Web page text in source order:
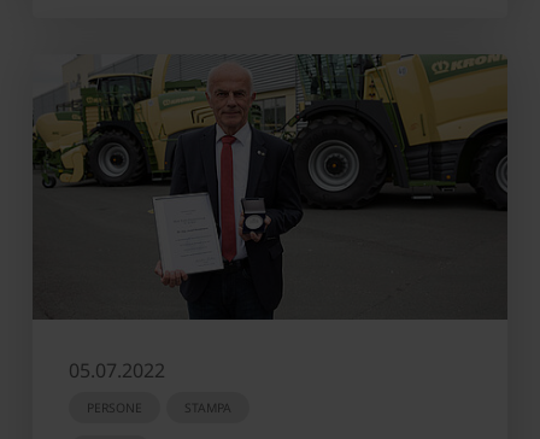
05.07.2022
PERSONE STAMPA